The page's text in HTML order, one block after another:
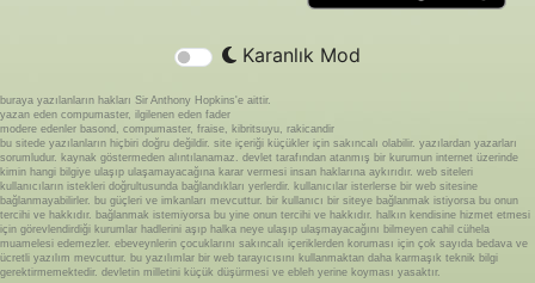
Karanlık Mod
buraya yazılanların hakları Sir Anthony Hopkins'e aittir.
yazan eden compumaster, ilgilenen eden fader
modere edenler basond, compumaster, fraise, kibritsuyu, rakicandir
bu sitede yazılanların hiçbiri doğru değildir. site içeriği küçükler için sakıncalı olabilir. yazılardan yazarları
sorumludur. kaynak göstermeden alıntılanamaz. devlet tarafından atanmış bir kurumun internet üzerinde
kimin hangi bilgiye ulaşıp ulaşamayacağına karar vermesi insan haklarına aykırıdır. web siteleri
kullanıcıların istekleri doğrultusunda bağlandıkları yerlerdir. kullanıcılar isterlerse bir web sitesine
bağlanmayabilirler. bu güçleri ve imkanları mevcuttur. bir kullanıcı bir siteye bağlanmak istiyorsa bu onun
tercihi ve hakkıdır. bağlanmak istemiyorsa bu yine onun tercihi ve hakkıdır. halkın kendisine hizmet etmesi
için görevlendirdiği kurumlar hadlerini aşıp halka neye ulaşıp ulaşmayacağını bilmeyen cahil cühela
muamelesi edemezler. ebeveynlerin çocuklarını sakıncalı içeriklerden koruması için çok sayıda bedava ve
ücretli yazılım mevcuttur. bu yazılımlar bir web tarayıcısını kullanmaktan daha karmaşık teknik bilgi
gerektirmemektedir. devletin milletini küçük düşürmesi ve ebleh yerine koyması yasaktır.